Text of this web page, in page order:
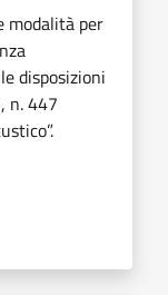
modalità per
disposizioni
n. 447